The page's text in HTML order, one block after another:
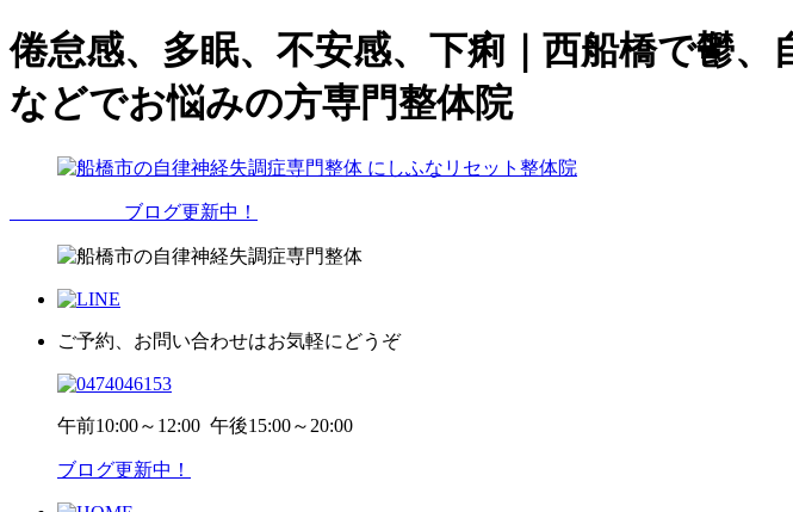
倦怠感、多眠、不安感、下痢｜西船橋で鬱
などでお悩みの方専門整体院
ブログ更新中！
ご予約、お問い合わせはお気軽にどうぞ
午前10:00～12:00 午後15:00～20:00
ブログ更新中！